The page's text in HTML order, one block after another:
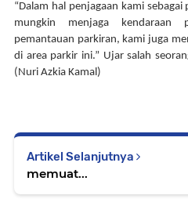
“Dalam hal penjagaan kami
mungkin menjaga kendaraan
pemantauan parkiran, kami juga
di area parkir ini.” Ujar salah
(Nuri Azkia Kamal)
Artikel Selanjutnya
memuat...